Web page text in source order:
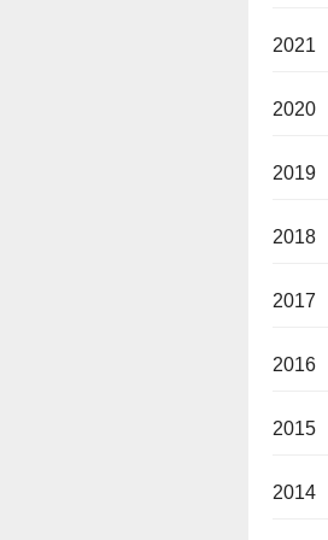
2021
2020
2019
2018
2017
2016
2015
2014